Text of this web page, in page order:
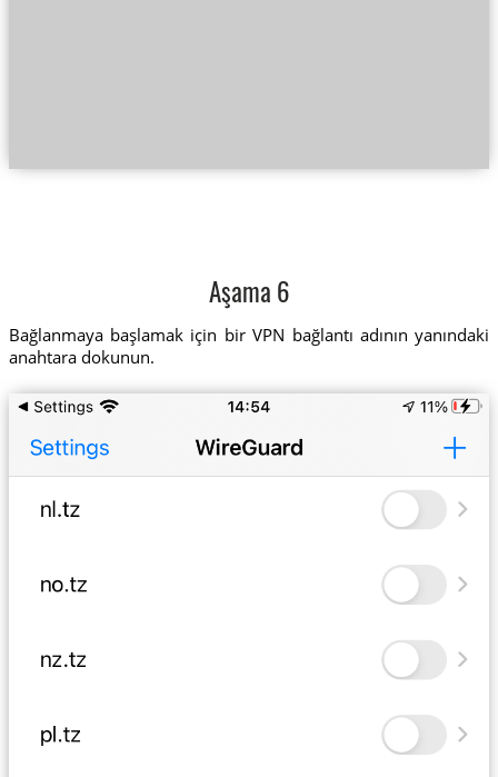
Aşama 6
Bağlanmaya başlamak için bir VPN bağlantı adının yanındaki
anahtara dokunun.